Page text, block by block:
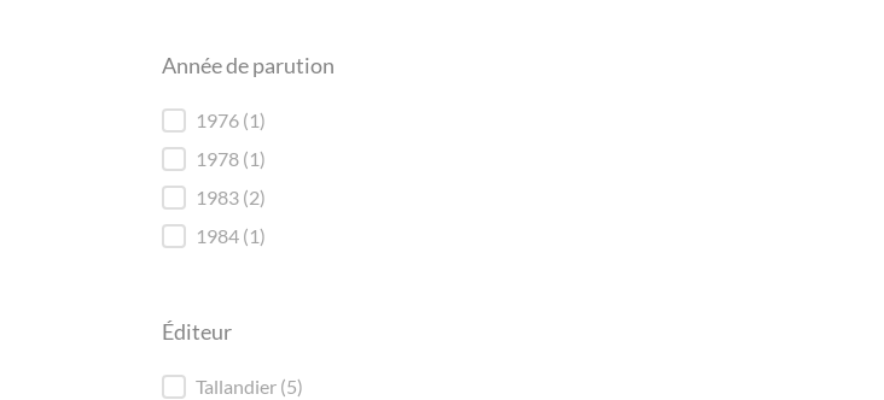
Année de parution
Année de parution
1976 (1)
1978 (1)
1983 (2)
1984 (1)
Éditeur
Éditeur
Tallandier (5)